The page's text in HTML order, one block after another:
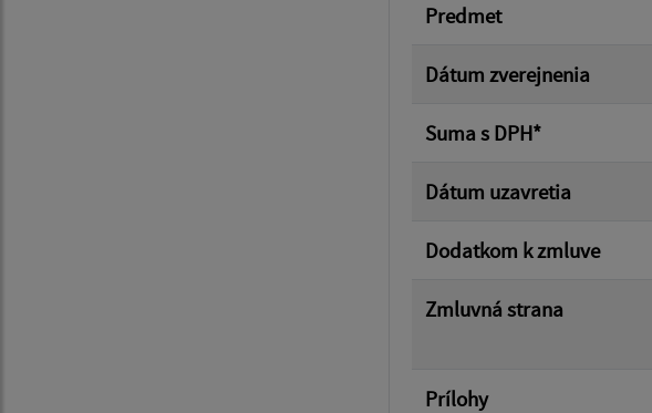
Predmet
Dátum zverejnenia
Suma s DPH*
Dátum uzavretia
Dodatkom k zmluve
Zmluvná strana
Prílohy